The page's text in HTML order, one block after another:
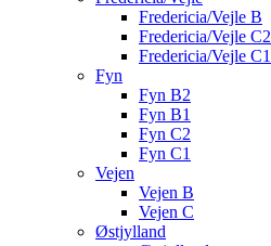
Fredericia/Vejle B
Fredericia/Vejle C2
Fredericia/Vejle C1
Fyn
Fyn B2
Fyn B1
Fyn C2
Fyn C1
Vejen
Vejen B
Vejen C
Østjylland